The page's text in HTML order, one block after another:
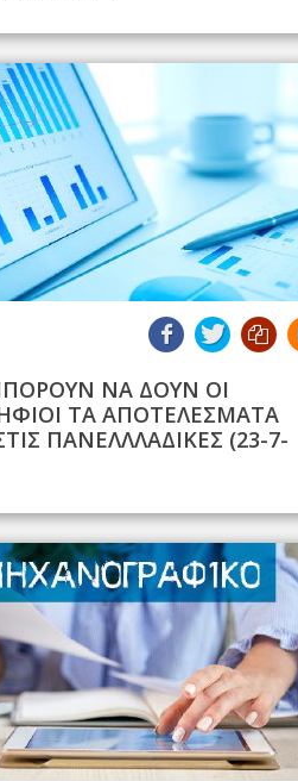
ΝΑ ΔΟΥΝ ΟΙ
ΤΑ ΑΠΟΤΕΛΕΣΜΑΤΑ
ΠΑΝΕΛΛΛΑΔΙΚΕΣ (23-7-